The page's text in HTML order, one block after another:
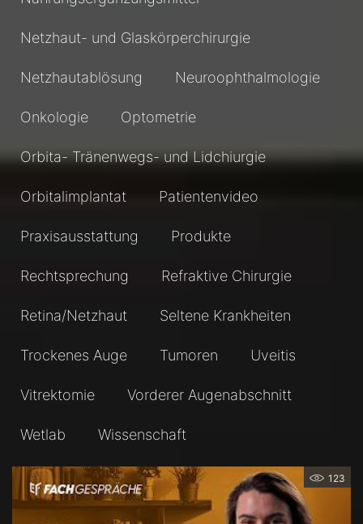
Netzhaut- und Glaskörperchirurgie
Netzhautablösung Neuroophthalmologie
Onkologie Optometrie
Orbita- Tränenwegs- und Lidchiurgie
Orbitalimplantat Patientenvideo
Praxisausstattung Produkte
Rechtsprechung Refraktive Chirurgie
Retina/Netzhaut Seltene Krankheiten
Trockenes Auge Tumoren Uveitis
Vitrektomie Vorderer Augenabschnitt
Wetlab Wissenschaft
123